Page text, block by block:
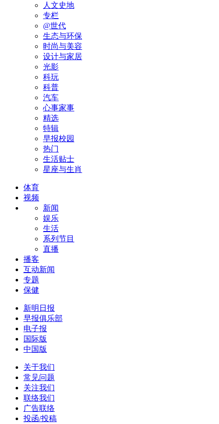
人文史地
专栏
@世代
生态与环保
时尚与美容
设计与家居
光影
科玩
科普
汽车
心事家事
精选
特辑
早报校园
热门
生活贴士
星座与生肖
体育
视频
新闻
娱乐
生活
系列节目
直播
播客
互动新闻
专题
保健
新明日报
早报俱乐部
电子报
国际版
中国版
关于我们
常见问题
关注我们
联络我们
广告联络
投函/投稿